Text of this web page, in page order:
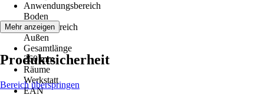
Anwendungsbereich
Boden
Einsatzbereich
Außen
Gesamtlänge
260 mm
Räume
Werkstatt
EAN
Mehr anzeigen
Produktsicherheit
Bereich überspringen